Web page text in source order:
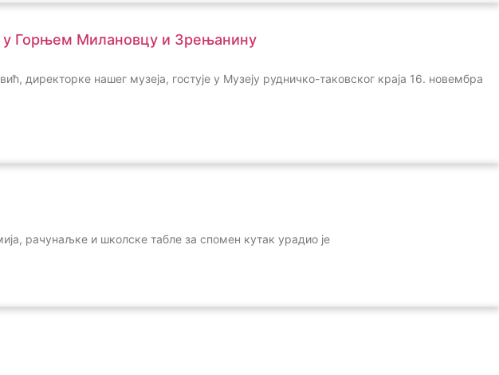
у Горњем Милановцу и Зрењанину
директорке нашег музеја, гостује у Музеју рудничко-таковског краја 16. новембра
рачунаљке и школске табле за спомен кутак урадио је